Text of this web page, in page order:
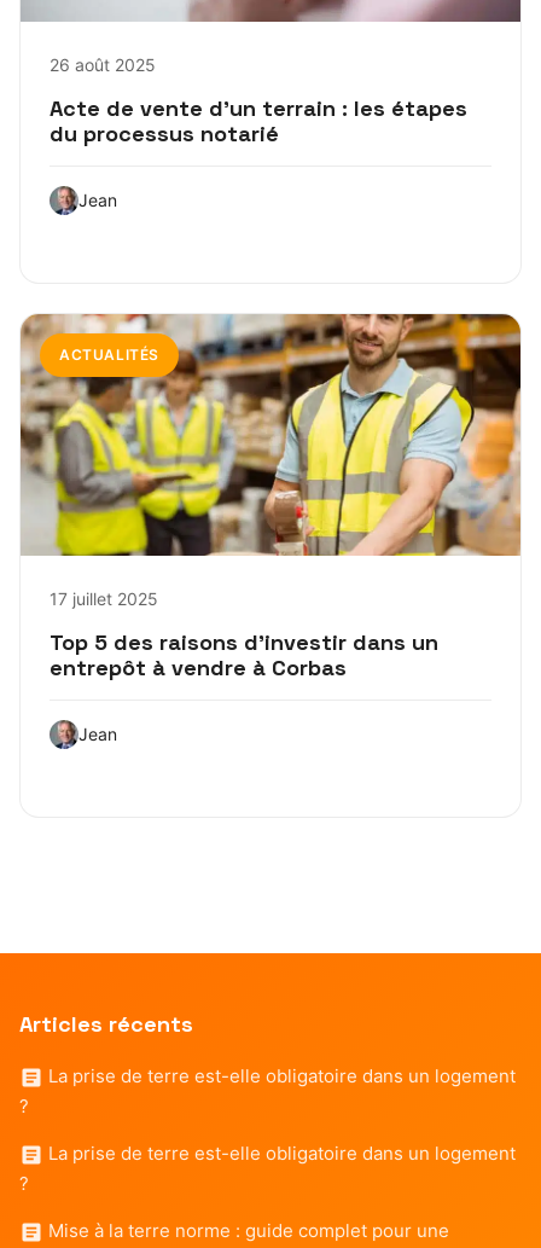
26 août 2025
Acte de vente d’un terrain : les étapes
du processus notarié
Jean
ACTUALITÉS
17 juillet 2025
Top 5 des raisons d’investir dans un
entrepôt à vendre à Corbas
Jean
Articles récents
La prise de terre est-elle obligatoire dans un logement
?
La prise de terre est-elle obligatoire dans un logement
?
Mise à la terre norme : guide complet pour une